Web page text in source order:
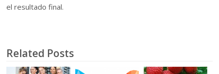
el resultado final.
Related Posts